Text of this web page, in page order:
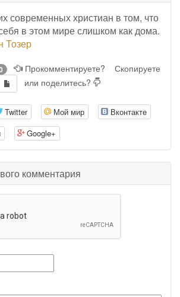
современных христиан в том, что
в этом мире слишком как дома.
Тозер
Прокомментируете?
Скопируете
или поделитесь?
Twitter Мой мир
Вконтакте
Google+
комментария